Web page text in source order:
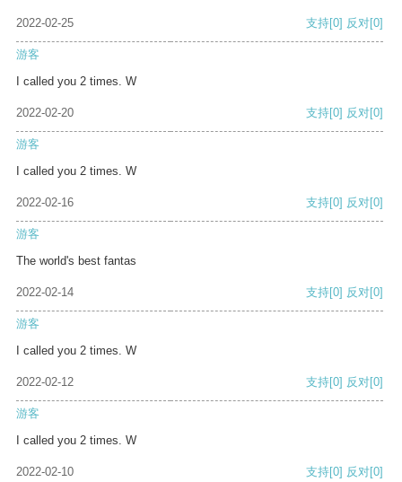
2022-02-25 支持[0] 反对[0]
游客
I called you 2 times. W
2022-02-20 支持[0] 反对[0]
游客
I called you 2 times. W
2022-02-16 支持[0] 反对[0]
游客
The world's best fantas
2022-02-14 支持[0] 反对[0]
游客
I called you 2 times. W
2022-02-12 支持[0] 反对[0]
游客
I called you 2 times. W
2022-02-10 支持[0] 反对[0]